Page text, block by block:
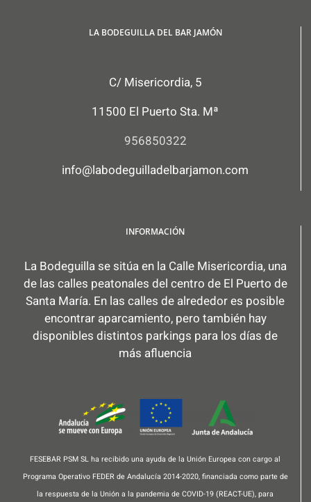
LA BODEGUILLA DEL BAR JAMÓN
C/ Misericordia, 5
11500 El Puerto Sta. Mª
956850322
info@labodeguilladelbarjamon.com
INFORMACIÓN
La Bodeguilla se sitúa en la Calle Misericordia, una
de las calles peatonales del centro de El Puerto de
Santa María. En las calles de alrededor es posible
encontrar aparcamiento, pero también hay
disponibles distintos parkings para los días de
más afluencia
FESEBAR PSM SL ha recibido una ayuda de la Unión Europea con cargo al
Programa Operativo FEDER de Andalucía 2014-2020, financiada como parte de
la respuesta de la Unión a la pandemia de COVID-19 (REACT-UE), para